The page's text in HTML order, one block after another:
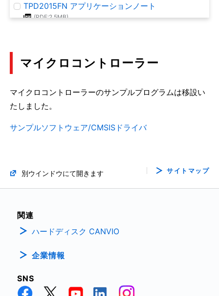
LDOレギュレーター 用語集
センサー信号増幅に最適な低ノイズオペアンプ回路
(PDF:922KB)
2021年3月
2021年3月
(PDF:880KB)
2021年3月
TPD2015FN アプリケーションノート
(PDF:2.5MB)
TPD2017FN アプリケーションノート
2023年2月
(PDF:1.2MB)
評価用変換基板 (DIP26からSSOP30)のご紹介
矩形波通電用TPD4162F/TPD4166Fアプリケーショ
ンノート
マイクロコントローラー
マイクロコントローラーのサンプルプログラムは移設い
たしました。
サンプルソフトウェア/CMSISドライバ
別ウインドウにて開きます サイトマップ
関連
ハードディスク CANVIO
企業情報
SNS